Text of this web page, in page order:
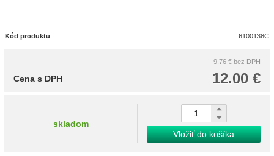
Kód produktu 6100138C
9.76 € bez DPH
12.00 €
Cena s DPH
skladom
Vložiť do košíka